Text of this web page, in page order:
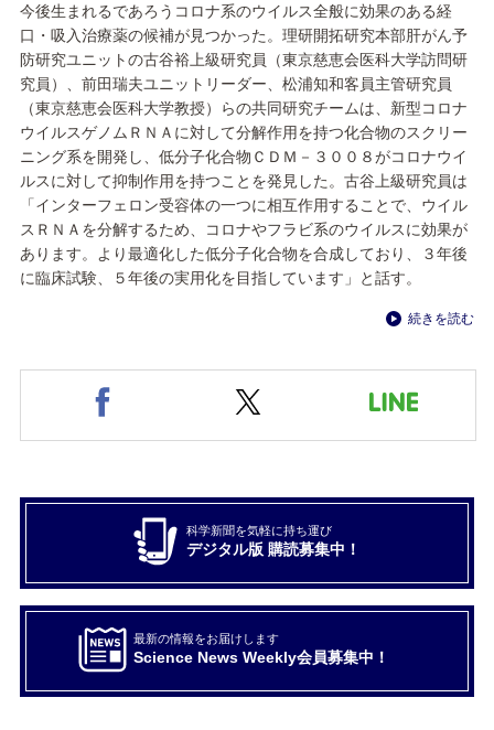
今後生まれるであろうコロナ系のウイルス全般に効果のある経
口・吸入治療薬の候補が見つかった。理研開拓研究本部肝がん予
防研究ユニットの古谷裕上級研究員（東京慈恵会医科大学訪問研
究員）、前田瑞夫ユニットリーダー、松浦知和客員主管研究員
（東京慈恵会医科大学教授）らの共同研究チームは、新型コロナ
ウイルスゲノムＲＮＡに対して分解作用を持つ化合物のスクリー
ニング系を開発し、低分子化合物ＣＤＭ－３００８がコロナウイ
ルスに対して抑制作用を持つことを発見した。古谷上級研究員は
「インターフェロン受容体の一つに相互作用することで、ウイル
スＲＮＡを分解するため、コロナやフラビ系のウイルスに効果が
あります。より最適化した低分子化合物を合成しており、３年後
に臨床試験、５年後の実用化を目指しています」と話す。
続きを読む
科学新聞を気軽に持ち運び
デジタル版 購読募集中！
最新の情報をお届けします
Science News Weekly会員募集中！